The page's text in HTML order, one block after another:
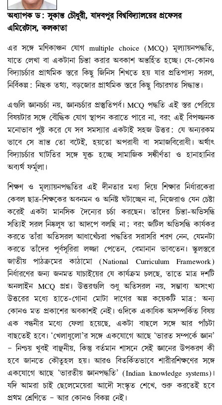
অধ্যাপক ড: সুকান্ত চৌধুরী, যাদবপুর বিশ্ববিদ্যালয়ের প্রফেসর
এমিরেটাস, কলকাতা
এর সঙ্গে মণিকাঞ্চন যোগ multiple choice (MCQ) মূল্যায়নপদ্ধতি,
যাতে লেখা বা একটানা চিন্তা করার অবকাশ অন্তর্হিত হচ্ছে। যে-কোনও
বিদ্যাচর্চার প্রাথমিক স্তরে কিছু জিনিস শিখতে হয় যার প্রতিপাদ্য সরল,
নির্বিকল্প: নিছক তথ্য, বড়জোর প্রাথমিক স্তরে কিছু বিচারগত সিদ্ধান্ত।
এগুলি জ্ঞানচর্চা নয়, জ্ঞানচর্চার প্রস্তুতিপর্ব। MCQ পদ্ধতি এই স্তর পেরিয়ে
বিষয়টার সঙ্গে বৌদ্ধিক যোগ স্থাপন করাতে পারে না, বরং এই বিপজ্জনক
মনোভাব পুষ্ট করে যে সব সমস্যার একটাই সহজ উত্তর: যে অন্যরকম
ভাবে সে ভ্রান্ত তো বটেই, হয়তো অপরাধী বা সমাজবিরোধী। অর্থাৎ
বিদ্যাচর্চার ঘাটতির সঙ্গে যুক্ত হচ্ছে সামাজিক সঙ্কীর্ণতা ও হানাহানির
অব্যর্থ ফর্মুলা।
শিক্ষণ ও মূল্যায়নপদ্ধতির এই দীনতার মধ্য দিয়ে শিক্ষার নির্ধারকেরা
কেবল ছাত্র-শিক্ষকের অবনমন ও অনিষ্ট ঘটাচ্ছেন না, নিজেরাও যেন চেষ্টা
করেই একটা মানসিক দৈন্যের চর্চা করছেন। তাঁদের চিন্তা-অভিসন্ধি
সত্যিই সরল নিষ্কলুষ তা আদপে বলছি না; বরং জটিল অভিসন্ধি কার্যকর
করতে তাঁরা অতিসরল আধাখেঁচরা পদ্ধতির সরাসরি শরণ নেন, যেমনটা
করতে তাঁদের পূর্বসূরিরা লজ্জা পেতেন, বেমানান ভাবতেন। স্কুলস্তরে
জাতীয় পাঠক্রমের কাঠামো (National Curriculum Framework)
নির্ধারণের জন্য জনমত যাচাইয়ের যে কার্যক্রম চলছে, তাতে মাত্র দশটি
অনলাইন MCQ প্রশ্ন। উত্তরগুলি শুধু অতিসরল নয়, সম্ভাব্য অসংখ্য
উত্তরের মধ্যে হাতে-গোনা মোটা দাগের অল্প কয়েকটি মাত্র: অন্য
কোনও মত প্রকাশের অবকাশই নেই। ওদিকে একাধিক অসম্পর্কিত বিষয়
এক বন্ধনীর মধ্যে ফেলা হয়েছে, একটা বাছলে সঙ্গে আর পাঁচটা
বাছতেই হবে। ‘খেলাধুলো’র সঙ্গে একযোগে আছে ‘ভারত সম্পর্কে জ্ঞান’
– নিশ্চয় খুবই বাঞ্ছনীয়, কিন্তু বর্তমান শাসনে সেই জ্ঞানের উপকরণ কী
হবে জানতে কৌতুহল হয়। আরও বিতর্কিতভাবে শারীরশিক্ষণের সঙ্গে
একযোগে আছে ‘ভারতীয় জ্ঞানপদ্ধতি’ (Indian knowledge systems)।
যদি আমরা চাই ছেলেমেয়েরা আদৌ সংস্কৃত শেখে, শুরু করতেই হবে
প্রথম শ্রেণিতে – আর কোনও বিকল্প নেই।